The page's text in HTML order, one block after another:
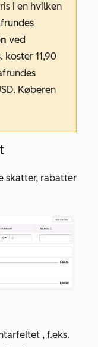
i en hvilken
ved
koster 11,90
Køberen
skatter, rabatter
, f.eks.